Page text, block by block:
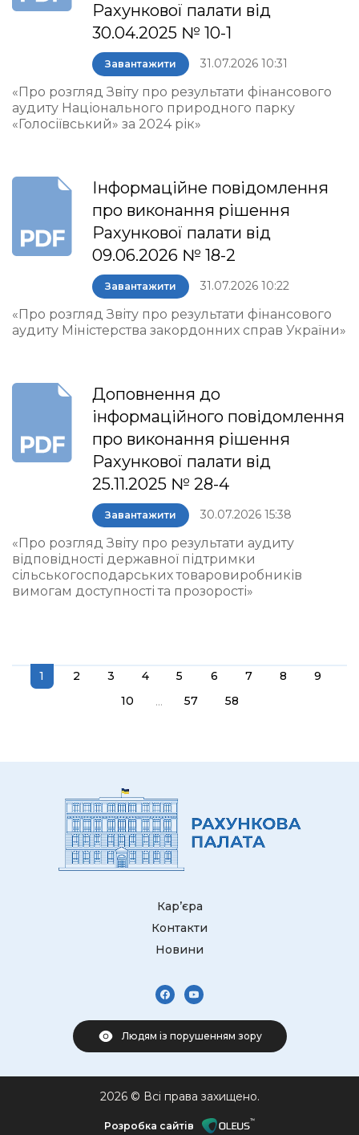
Рахункової палати від
30.04.2025 № 10-1
Завантажити 31.07.2026 10:31
«Про розгляд Звіту про результати фінансового
аудиту Національного природного парку
«Голосіївський» за 2024 рік»
Інформаційне повідомлення
про виконання рішення
Рахункової палати від
09.06.2026 № 18-2
Завантажити 31.07.2026 10:22
«Про розгляд Звіту про результати фінансового
аудиту Міністерства закордонних справ України»
Доповнення до
інформаційного повідомлення
про виконання рішення
Рахункової палати від
25.11.2025 № 28-4
Завантажити 30.07.2026 15:38
«Про розгляд Звіту про результати аудиту
відповідності державної підтримки
сільськогосподарських товаровиробників
вимогам доступності та прозорості»
1 2 3 4 5 6 7 8
9
10
... 57 58
Кар’єра
Контакти
Новини
Людям із порушенням зору
2026 © Всі права захищено.
Розробка сайтів